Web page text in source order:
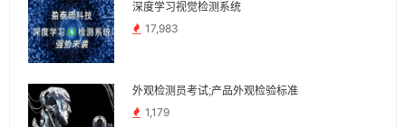
深度学习视觉检测系统
17,983
外观检测员考试;产品外观检验标准
1,179